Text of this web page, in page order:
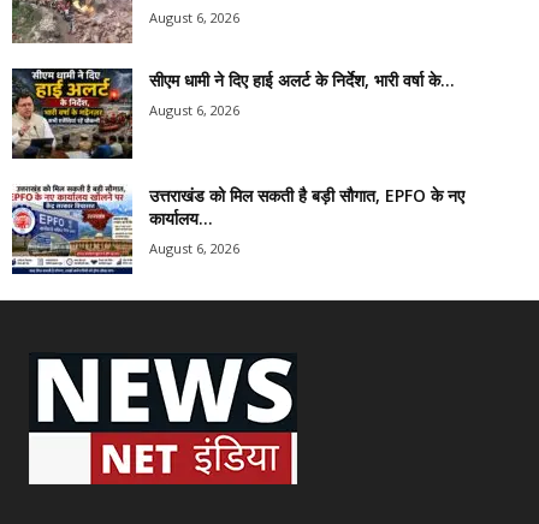
August 6, 2026
सीएम धामी ने दिए हाई अलर्ट के निर्देश, भारी वर्षा के...
August 6, 2026
उत्तराखंड को मिल सकती है बड़ी सौगात, EPFO के नए
कार्यालय...
August 6, 2026